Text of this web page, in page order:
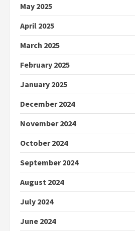
May 2025
April 2025
March 2025
February 2025
January 2025
December 2024
November 2024
October 2024
September 2024
August 2024
July 2024
June 2024